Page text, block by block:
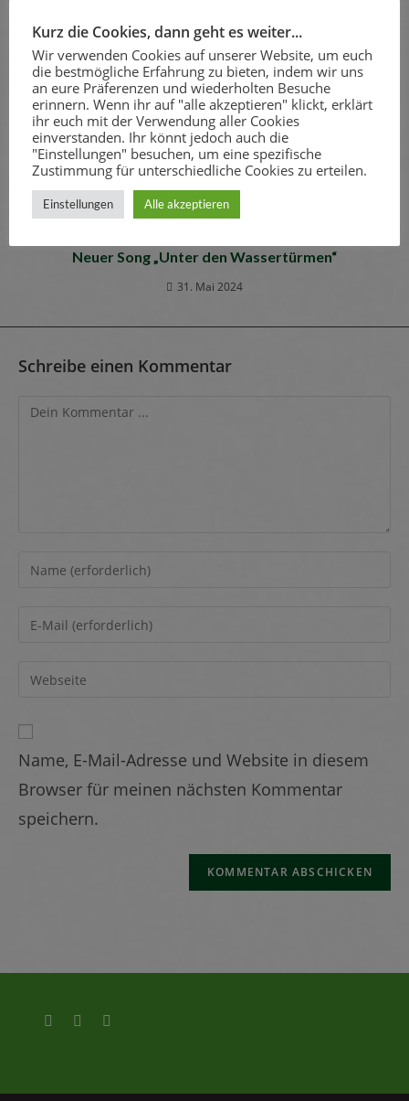
Fahrradtour am Vatertag
27. Mai 2022
Neuer Song „Unter den Wassertürmen“
31. Mai 2024
Schreibe einen Kommentar
Name, E-Mail-Adresse und Website in diesem
Browser für meinen nächsten Kommentar
speichern.
Kurz die Cookies, dann geht es weiter...
Wir verwenden Cookies auf unserer Website, um euch
die bestmögliche Erfahrung zu bieten, indem wir uns
an eure Präferenzen und wiederholten Besuche
erinnern. Wenn ihr auf "alle akzeptieren" klickt, erklärt
ihr euch mit der Verwendung aller Cookies
einverstanden. Ihr könnt jedoch auch die
"Einstellungen" besuchen, um eine spezifische
Zustimmung für unterschiedliche Cookies zu erteilen.
Einstellungen Alle akzeptieren